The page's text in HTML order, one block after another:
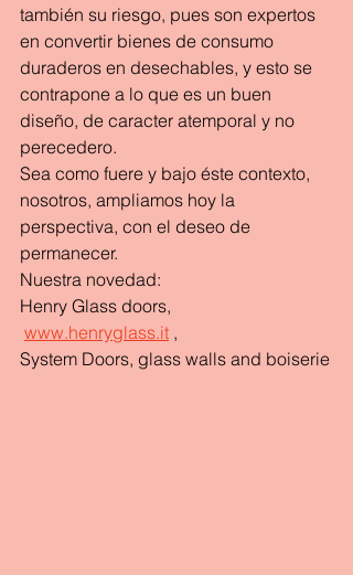
también su riesgo, pues son expertos
en convertir bienes de consumo
duraderos en desechables, y esto se
contrapone a lo que es un buen
diseño, de caracter atemporal y no
perecedero.
Sea como fuere y bajo éste contexto,
nosotros, ampliamos hoy la
perspectiva, con el deseo de
permanecer.
Nuestra novedad:
Henry Glass doors,
www.henryglass.it ,
System Doors, glass walls and boiserie